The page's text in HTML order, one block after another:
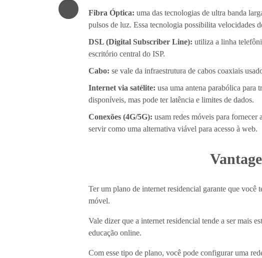
Fibra Óptica: uma das tecnologias de ultra banda
pulsos de luz. Essa tecnologia possibilita velocidades
DSL (Digital Subscriber Line): utiliza a linha
escritório central do ISP.
Cabo: se vale da infraestrutura de cabos coaxiais
Internet via satélite: usa uma antena parabólica para
disponíveis, mas pode ter latência e limites de dados.
Conexões (4G/5G): usam redes móveis para fornecer
servir como uma alternativa viável para acesso à web.
Ter um plano de internet residencial garante que você
móvel.
Vale dizer que a internet residencial tende a ser mais
educação online.
Com esse tipo de plano, você pode configurar uma